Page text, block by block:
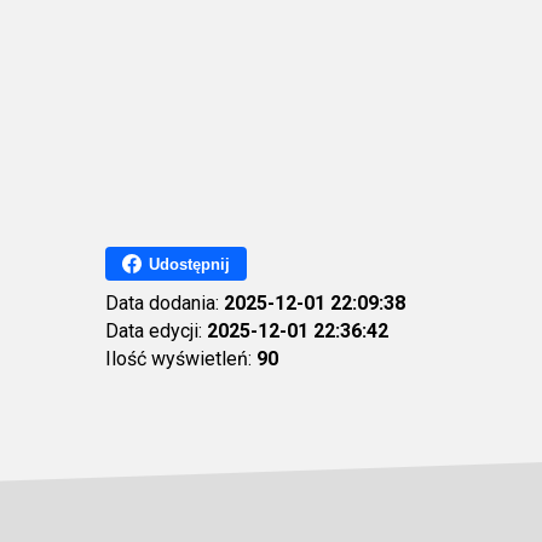
Udostępnij
Data dodania: 2025-12-01 22:09:38
Data edycji: 2025-12-01 22:36:42
Ilość wyświetleń: 90